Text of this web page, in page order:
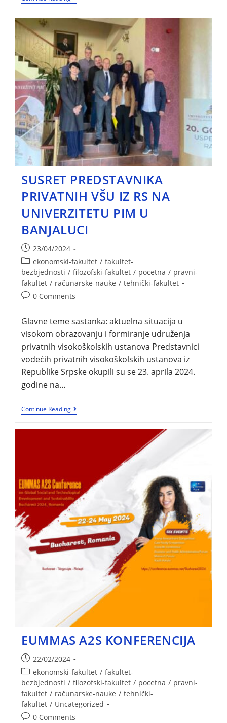
SUSRET PREDSTAVNIKA
PRIVATNIH VŠU IZ RS NA
UNIVERZITETU PIM U
BANJALUCI
23/04/2024
ekonomski-fakultet / fakultet-
bezbjednosti / filozofski-fakultet / pocetna / pravni-
fakultet / računarske-nauke / tehnički-fakultet
0 Comments
Glavne teme sastanka: aktuelna situacija u
visokom obrazovanju i formiranje udruženja
privatnih visokoškolskih ustanova Predstavnici
vodećih privatnih visokoškolskih ustanova iz
Republike Srpske okupili su se 23. aprila 2024.
godine na…
Continue Reading
EUMMAS A2S KONFERENCIJA
22/02/2024
ekonomski-fakultet / fakultet-
bezbjednosti / filozofski-fakultet / pocetna / pravni-
fakultet / računarske-nauke / tehnički-
fakultet / Uncategorized
0 Comments